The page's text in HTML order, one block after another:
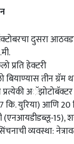
दुसरा
प्रति हेक्टरी
बियाण्यास तीन ग्रॅम
अॅझोटोबॅक्टर
कि. युरिया) आणि
(एनआयडीडब्लू-
व्यवस्था: